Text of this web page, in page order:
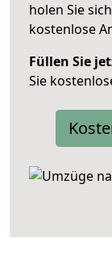
holen Sie
kostenlose
Füllen Sie
Sie